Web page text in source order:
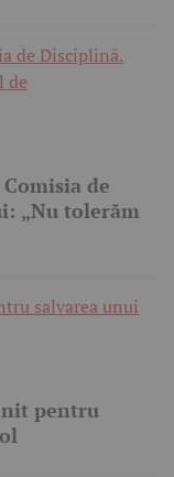
de
„Nu tolerăm
pentru